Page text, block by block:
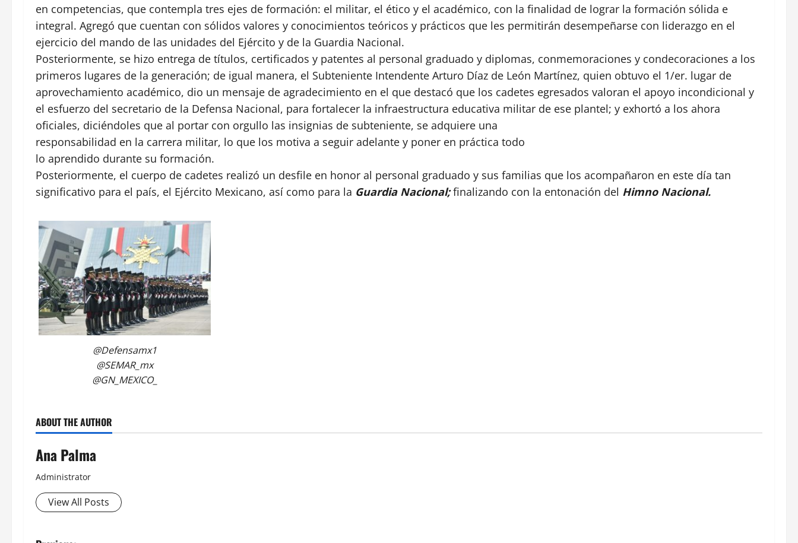
en competencias, que contempla tres ejes de formación: el militar, el ético y el académico, con la finalidad de lograr la formación sólida e
integral. Agregó que cuentan con sólidos valores y conocimientos teóricos y prácticos que les permitirán desempeñarse con liderazgo en el
ejercicio del mando de las unidades del Ejército y de la Guardia Nacional.
Posteriormente, se hizo entrega de títulos, certificados y patentes al personal graduado y diplomas, conmemoraciones y condecoraciones a los
primeros lugares de la generación; de igual manera, el Subteniente Intendente Arturo Díaz de León Martínez, quien obtuvo el 1/er. lugar de
aprovechamiento académico, dio un mensaje de agradecimiento en el que destacó que los cadetes egresados valoran el apoyo incondicional y
el esfuerzo del secretario de la Defensa Nacional, para fortalecer la infraestructura educativa militar de ese plantel; y exhortó a los ahora
oficiales, diciéndoles que al portar con orgullo las insignias de subteniente, se adquiere una
responsabilidad en la carrera militar, lo que los motiva a seguir adelante y poner en práctica todo
lo aprendido durante su formación.
Posteriormente, el cuerpo de cadetes realizó un desfile en honor al personal graduado y sus familias que los acompañaron en este día tan
significativo para el país, el Ejército Mexicano, así como para la Guardia Nacional;finalizando con la entonación del Himno Nacional.
@Defensamx1
@SEMAR_mx
@GN_MEXICO_
ABOUT THE AUTHOR
Ana Palma
Administrator
View All Posts